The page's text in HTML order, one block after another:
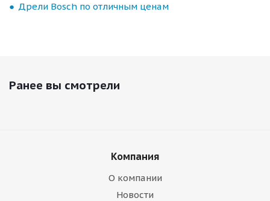
Дрели Bosch по отличным ценам
Ранее вы смотрели
Компания
О компании
Новости